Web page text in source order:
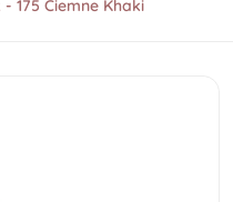
- 175 Ciemne Khaki